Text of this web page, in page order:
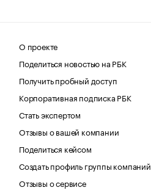
О проекте
Поделиться новостью на РБК
Получить пробный доступ
Корпоративная подписка РБК
Стать экспертом
Отзывы о вашей компании
Поделиться кейсом
Создать профиль группы компаний
Отзывы о сервисе